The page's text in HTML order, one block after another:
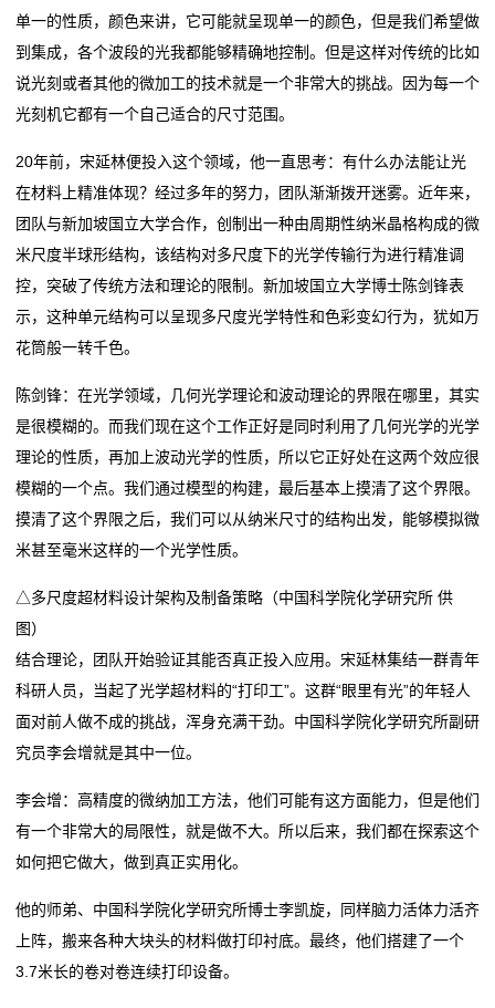
单一的性质，颜色来讲，它可能就呈现单一的颜色，但是我们希望做
到集成，各个波段的光我都能够精确地控制。但是这样对传统的比如
说光刻或者其他的微加工的技术就是一个非常大的挑战。因为每一个
光刻机它都有一个自己适合的尺寸范围。
20年前，宋延林便投入这个领域，他一直思考：有什么办法能让光
在材料上精准体现？经过多年的努力，团队渐渐拨开迷雾。近年来，
团队与新加坡国立大学合作，创制出一种由周期性纳米晶格构成的微
米尺度半球形结构，该结构对多尺度下的光学传输行为进行精准调
控，突破了传统方法和理论的限制。新加坡国立大学博士陈剑锋表
示，这种单元结构可以呈现多尺度光学特性和色彩变幻行为，犹如万
花筒般一转千色。
陈剑锋：在光学领域，几何光学理论和波动理论的界限在哪里，其实
是很模糊的。而我们现在这个工作正好是同时利用了几何光学的光学
理论的性质，再加上波动光学的性质，所以它正好处在这两个效应很
模糊的一个点。我们通过模型的构建，最后基本上摸清了这个界限。
摸清了这个界限之后，我们可以从纳米尺寸的结构出发，能够模拟微
米甚至毫米这样的一个光学性质。
△多尺度超材料设计架构及制备策略（中国科学院化学研究所 供
图）
结合理论，团队开始验证其能否真正投入应用。宋延林集结一群青年
科研人员，当起了光学超材料的“打印工”。这群“眼里有光”的年轻人
面对前人做不成的挑战，浑身充满干劲。中国科学院化学研究所副研
究员李会增就是其中一位。
李会增：高精度的微纳加工方法，他们可能有这方面能力，但是他们
有一个非常大的局限性，就是做不大。所以后来，我们都在探索这个
如何把它做大，做到真正实用化。
他的师弟、中国科学院化学研究所博士李凯旋，同样脑力活体力活齐
上阵，搬来各种大块头的材料做打印衬底。最终，他们搭建了一个
3.7米长的卷对卷连续打印设备。